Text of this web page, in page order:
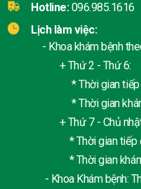
Hotline: 096.985.1616
Lịch làm việc:
- Khoa khám bệnh
+ Thứ 2 - Thứ 6:
* Thời gian tiếp
* Thời gian khám
+ Thứ 7 - Chủ
* Thời gian tiếp
* Thời gian khám
- Khoa Khám bệnh: